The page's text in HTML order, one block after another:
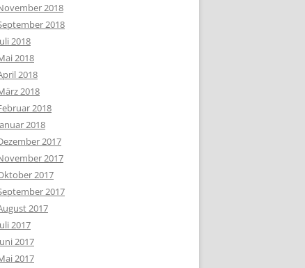
2018
2018
2018
2018
2018
2018
2018
2018
2017
2017
2017
2017
2017
2017
2017
2017